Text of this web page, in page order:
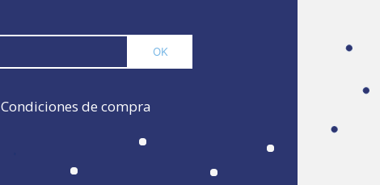
Condiciones de compra